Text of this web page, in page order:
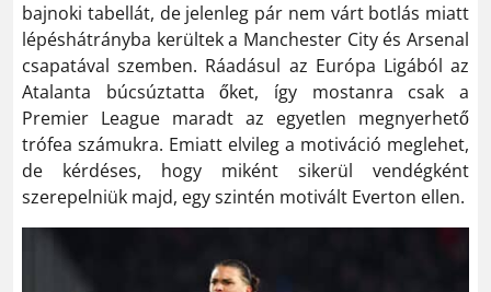
bajnoki tabellát, de jelenleg pár nem várt botlás miatt
lépéshátrányba kerültek a Manchester City és Arsenal
csapatával szemben. Ráadásul az Európa Ligából az
Atalanta búcsúztatta őket, így mostanra csak a
Premier League maradt az egyetlen megnyerhető
trófea számukra. Emiatt elvileg a motiváció meglehet,
de kérdéses, hogy miként sikerül vendégként
szerepelniük majd, egy szintén motivált Everton ellen.